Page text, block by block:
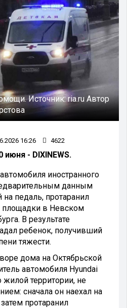
Источник: ria.ru Автор
16:26 4622
июня - DIXINEWS.
иностранного
данным
педаль, протаранил
площадки в Невском
В результате
ребенок, получивший
тяжести.
дома на Октябрьской
автомобиля Hyundai
жилой территории, не
сначала он наехал на
протаранил